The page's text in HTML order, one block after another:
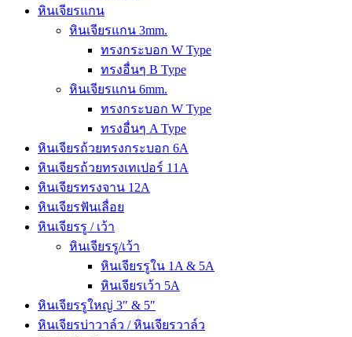
หินเจียรแกน
หินเจียรแกน 3mm.
ทรงกระบอก W Type
ทรงอื่นๆ B Type
หินเจียรแกน 6mm.
ทรงกระบอก W Type
ทรงอื่นๆ A Type
หินเจียรถ้วยทรงกระบอก 6A
หินเจียรถ้วยทรงเทเปอร์ 11A
หินเจียรทรงจาน 12A
หินเจียรฟันเลื่อย
หินเจียรรู / เว้า
หินเจียรรู/เว้า
หินเจียรรูใน 1A & 5A
หินเจียรเว้า 5A
หินเจียรรูใหญ่ 3″ & 5″
หินเจียรบ่าวาล์ว / หินเจียรวาล์ว